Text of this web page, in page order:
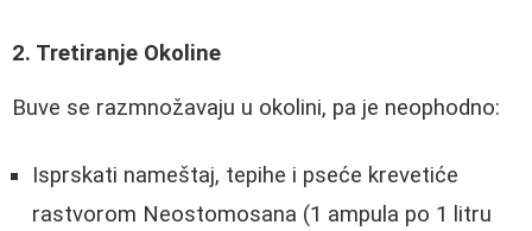
2. Tretiranje Okoline
Buve se razmnožavaju u okolini, pa je neophodno:
Isprskati nameštaj, tepihe i pseće krevetiće
rastvorom Neostomosana (1 ampula po 1 litru